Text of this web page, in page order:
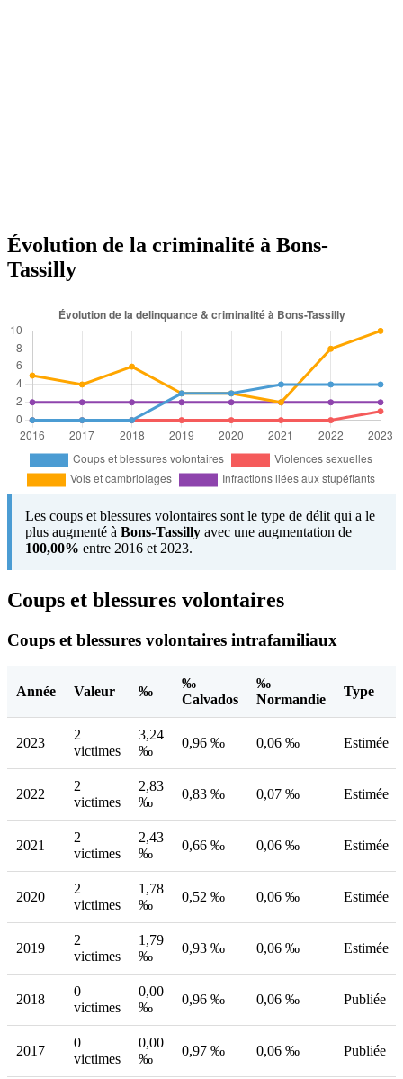
Évolution de la criminalité à Bons-
Tassilly
Les coups et blessures volontaires sont le type de délit qui a le
plus augmenté à Bons-Tassilly avec une augmentation de
100,00% entre 2016 et 2023.
Coups et blessures volontaires
Coups et blessures volontaires intrafamiliaux
Année Valeur ‰
‰
Calvados
‰
Normandie
Type
2023
2
victimes
3,24
‰
0,96 ‰ 0,06 ‰ Estimée
2022
2
victimes
2,83
‰
0,83 ‰ 0,07 ‰ Estimée
2021
2
victimes
2,43
‰
0,66 ‰ 0,06 ‰ Estimée
2020
2
victimes
1,78
‰
0,52 ‰ 0,06 ‰ Estimée
2019
2
victimes
1,79
‰
0,93 ‰ 0,06 ‰ Estimée
2018
0
victimes
0,00
‰
0,96 ‰ 0,06 ‰ Publiée
2017
0
victimes
0,00
‰
0,97 ‰ 0,06 ‰ Publiée